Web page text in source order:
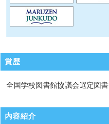
賞歴
全国学校図書館協議会選定図書
内容紹介